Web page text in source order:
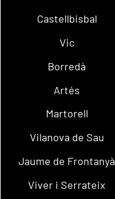
Castellbisbal
Vic
Borredà
Artés
Martorell
Vilanova de Sau
Jaume de Frontanyà
Viver i Serrateix